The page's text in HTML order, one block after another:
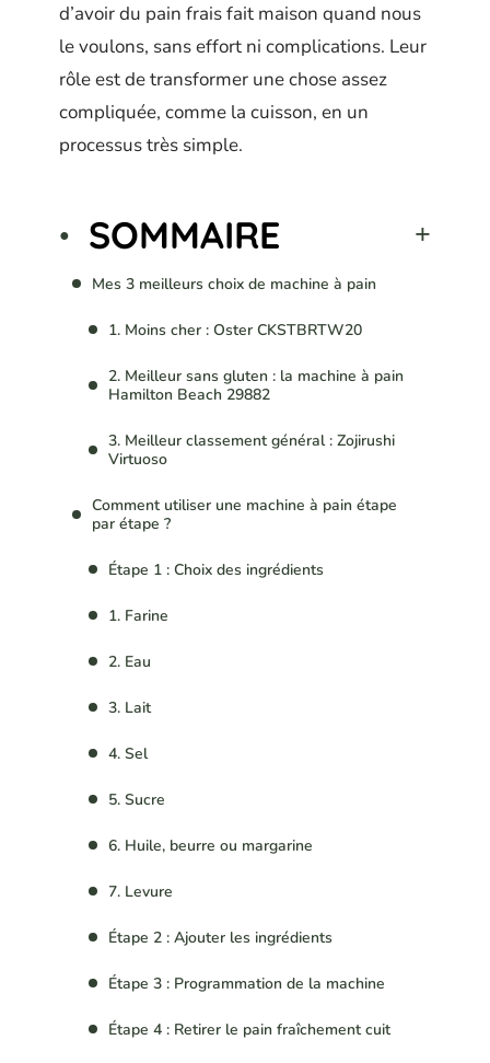
d’avoir du pain frais fait maison quand nous
le voulons, sans effort ni complications. Leur
rôle est de transformer une chose assez
compliquée, comme la cuisson, en un
processus très simple.
SOMMAIRE
Mes 3 meilleurs choix de machine à pain
1. Moins cher : Oster CKSTBRTW20
2. Meilleur sans gluten : la machine à pain
Hamilton Beach 29882
3. Meilleur classement général : Zojirushi
Virtuoso
Comment utiliser une machine à pain étape
par étape ?
Étape 1 : Choix des ingrédients
1. Farine
2. Eau
3. Lait
4. Sel
5. Sucre
6. Huile, beurre ou margarine
7. Levure
Étape 2 : Ajouter les ingrédients
Étape 3 : Programmation de la machine
Étape 4 : Retirer le pain fraîchement cuit